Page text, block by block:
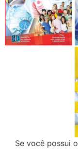
Se você possui o